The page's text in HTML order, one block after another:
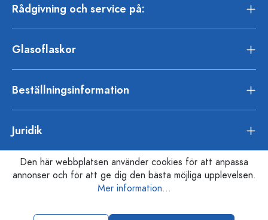
Rådgivning och service på:
Glasoflaskor
Beställningsinformation
Juridik
Den här webbplatsen använder cookies för att anpassa
annonser och för att ge dig den bästa möjliga upplevelsen.
Mer information...